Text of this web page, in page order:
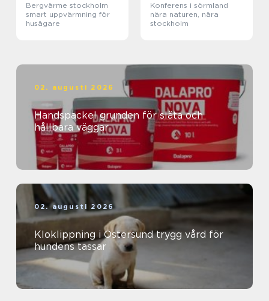
Bergvärme stockholm
smart uppvärmning för
husägare
Konferens i sörmland
nära naturen, nära
stockholm
02. augusti 2026
Handspackel grunden för släta och
hållbara väggar
02. augusti 2026
Kloklippning i Östersund trygg vård för
hundens tassar